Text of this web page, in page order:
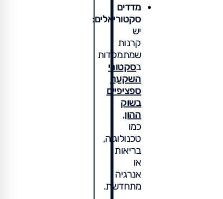
מדדים
סקטוריאלים:
יש
קרנות
שמתמקדות
בסקטורי
השקעה
ספציפיים
בשוק
ההון,
כמו
טכנולוגיה,
בריאות
או
אנרגיה
מתחדשת.